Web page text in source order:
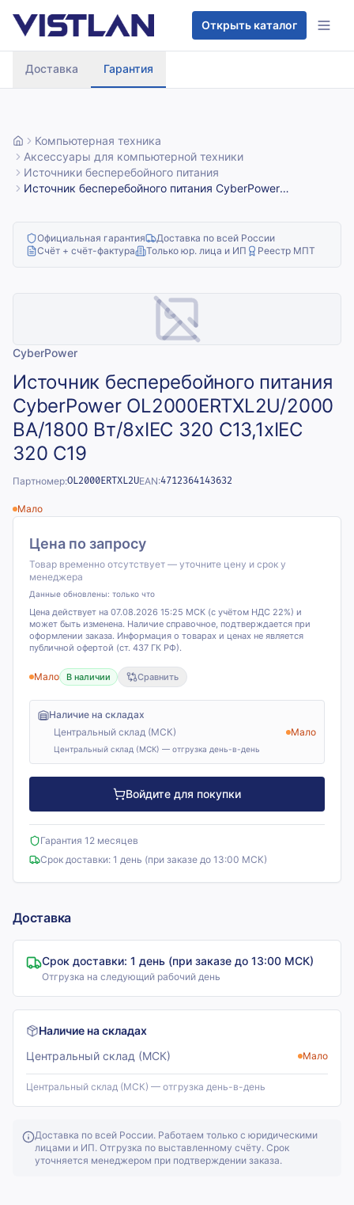
Открыть каталог
Доставка Гарантия
Компьютерная техника
Аксессуары для компьютерной техники
Источники бесперебойного питания
Источник бесперебойного питания CyberPower
Официальная гарантия
Доставка по всей России
Счёт + счёт-фактура
Только юр. лица и ИП Реестр МПТ
CyberPower
Источник бесперебойного питания
CyberPower OL2000ERTXL2U/2000
ВА/1800 Вт/8xIEC 320 С13,1xIEC
320 C19
Партномер:OL2000ERTXL2UEAN:4712364143632
Мало
Цена по запросу
Товар временно отсутствует — уточните цену и срок у
менеджера
Данные обновлены: только что
Цена действует на 07.08.2026 15:25 МСК (с учётом НДС 22%) и
может быть изменена. Наличие справочное, подтверждается при
оформлении заказа. Информация о товарах и ценах не является
публичной офертой (ст. 437 ГК РФ).
Мало В наличии Сравнить
Наличие на складах
Центральный склад (МСК)
Мало
Центральный склад (МСК) — отгрузка день-в-день
Войдите для покупки
Гарантия 12 месяцев
Срок доставки: 1 день (при заказе до 13:00 МСК)
Доставка
Срок доставки: 1 день (при заказе до 13:00 МСК)
Отгрузка на следующий рабочий день
Наличие на складах
Центральный склад (МСК)
Мало
Центральный склад (МСК) — отгрузка день-в-день
Доставка по всей России. Работаем только с юридическими
лицами и ИП. Отгрузка по выставленному счёту. Срок
уточняется менеджером при подтверждении заказа.